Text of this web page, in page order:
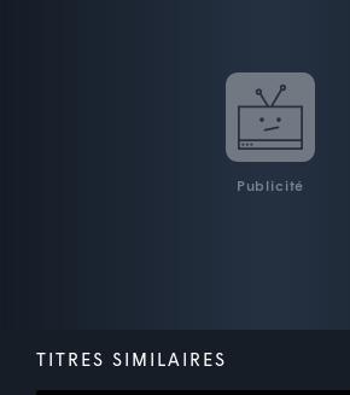
Publicité
TITRES SIMILAIRES